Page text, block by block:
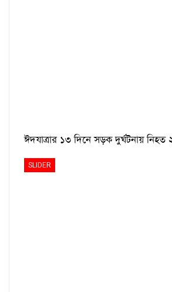
ঈদযাত্রার ১৩ দিনে সড়ক দুর্ঘটনায় নিহত
SLIDER